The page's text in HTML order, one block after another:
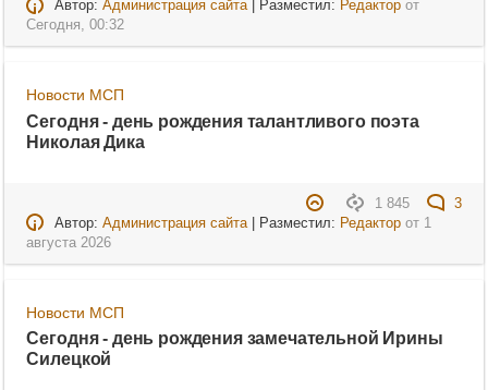
Автор: Администрация сайта| Разместил: Редакторот
Сегодня, 00:32
Новости МСП
Сегодня - день рождения талантливого поэта
Николая Дика
1 845
3
Автор: Администрация сайта| Разместил: Редакторот 1
августа 2026
Новости МСП
Сегодня - день рождения замечательной Ирины
Силецкой